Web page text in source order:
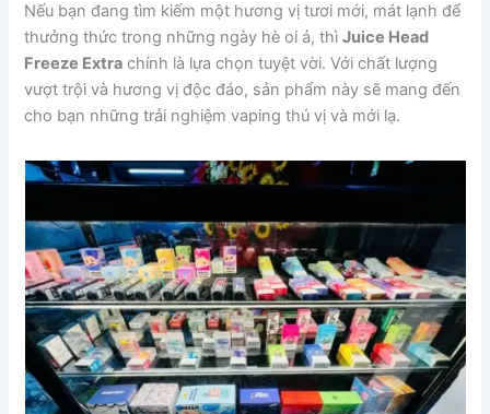
Nếu bạn đang tìm kiếm một hương vị tươi mới, mát lạnh để
thưởng thức trong những ngày hè oi ả, thìJuice Head
Freeze Extra chính là lựa chọn tuyệt vời. Với chất lượng
vượt trội và hương vị độc đáo, sản phẩm này sẽ mang đến
cho bạn những trải nghiệm vaping thú vị và mới lạ.